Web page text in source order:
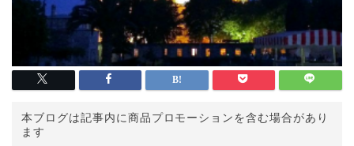
本ブログは記事内に商品プロモーションを含む場合があり
ます